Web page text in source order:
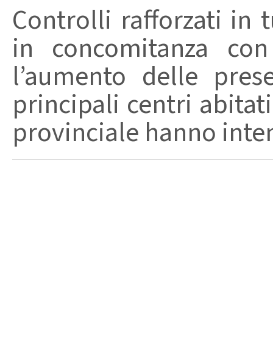
Controlli rafforzati in
in concomitanza
l’aumento delle
principali centri
provinciale hanno